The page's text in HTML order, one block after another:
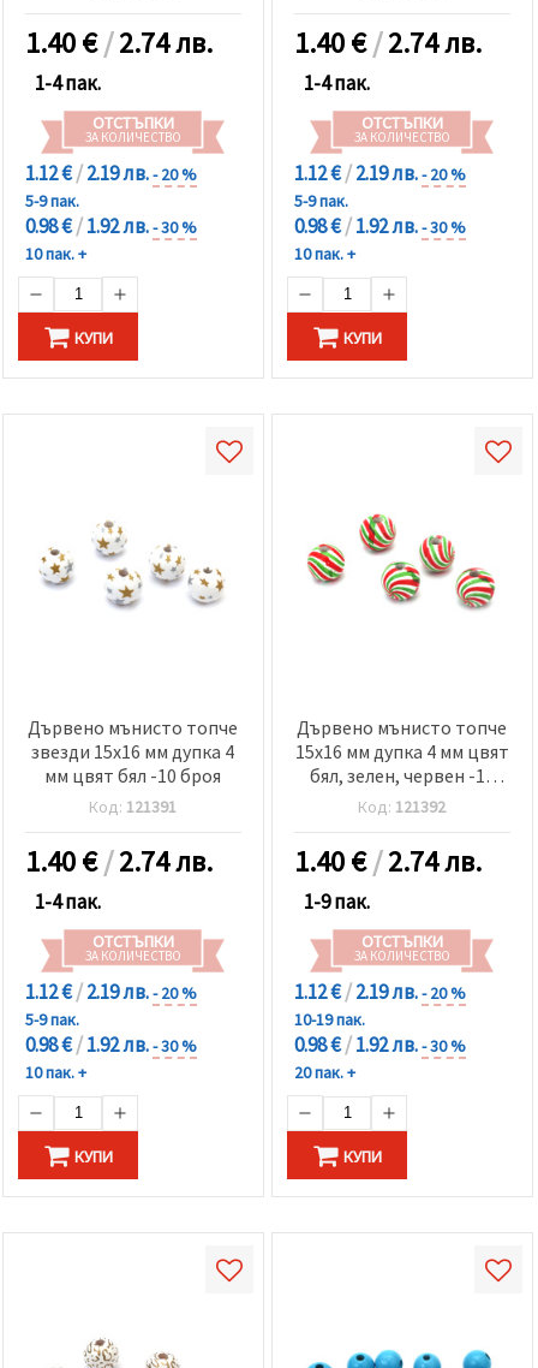
1.40€/2.74 лв.
1-4 пак.
ОТСТЪПКИ
ЗА КОЛИЧЕСТВО
1.12 €/2.19 лв.- 20 %
5-9 пак.
0.98 €/1.92 лв.- 30 %
10 пак. +
КУПИ
1.40€/2.74 лв.
1-4 пак.
ОТСТЪПКИ
ЗА КОЛИЧЕСТВО
1.12 €/2.19 лв.- 20 %
5-9 пак.
0.98 €/1.92 лв.- 30 %
10 пак. +
КУПИ
Дървено мънисто топче
звезди 15x16 мм дупка 4
мм цвят бял -10 броя
Код: 121391
1.40€/2.74 лв.
1-4 пак.
ОТСТЪПКИ
ЗА КОЛИЧЕСТВО
1.12 €/2.19 лв.- 20 %
5-9 пак.
0.98 €/1.92 лв.- 30 %
10 пак. +
КУПИ
Дървено мънисто топче
15x16 мм дупка 4 мм цвят
бял, зелен, червен -10
броя
Код: 121392
1.40€/2.74 лв.
1-9 пак.
ОТСТЪПКИ
ЗА КОЛИЧЕСТВО
1.12 €/2.19 лв.- 20 %
10-19 пак.
0.98 €/1.92 лв.- 30 %
20 пак. +
КУПИ